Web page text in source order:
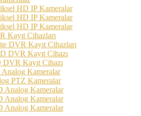
HD IP Kameralar
HD IP Kameralar
HD IP Kameralar
Kayıt Cihazları
DVR Kayıt Cihazları
DVR Kayıt Cihazı
Kayıt Cihazı
Kameralar
PTZ Kameralar
Kameralar
Kameralar
Kameralar